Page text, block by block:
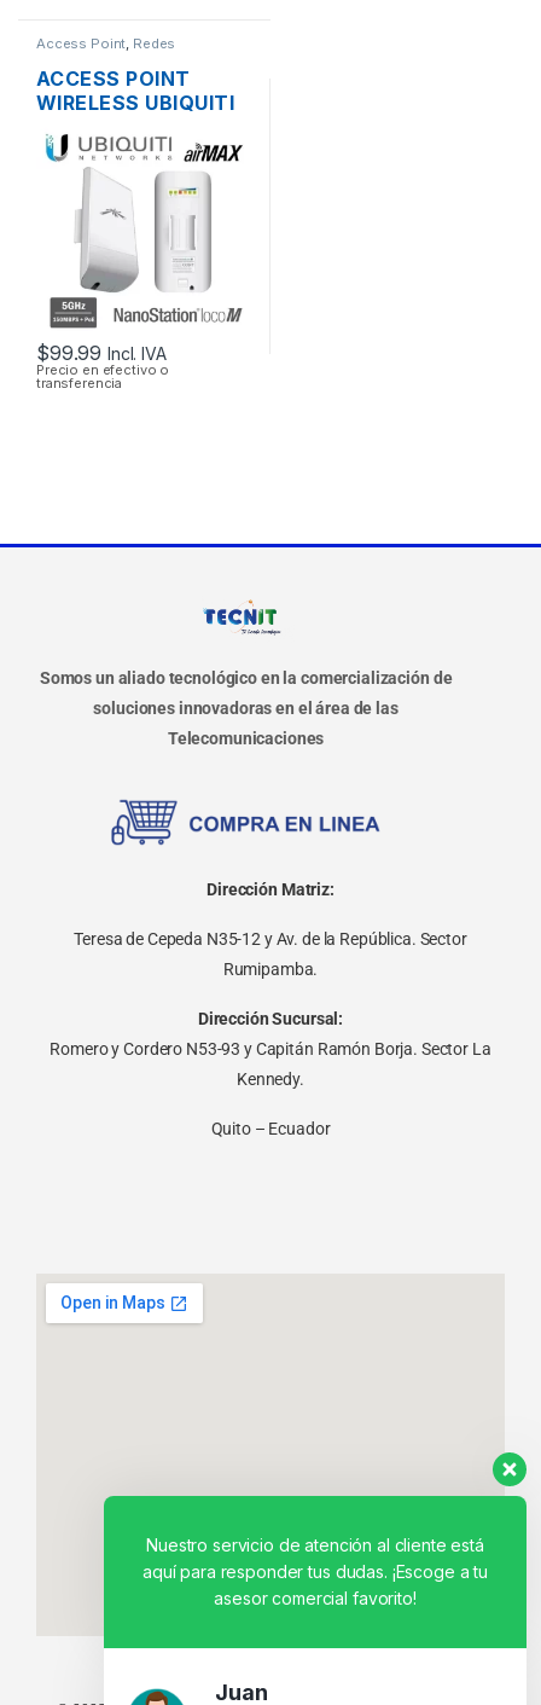
Access Point, Redes
ACCESS POINT
WIRELESS UBIQUITI
LOCOM5 AIRMAX
5GHZ 13DBI MIMO
200MW 150MBPS +
POE OUTDOOR
$99.99 Incl. IVA
Precio en efectivo o
transferencia
Somos un aliado tecnológico en la comercialización de
soluciones innovadoras en el área de las
Telecomunicaciones
Dirección Matriz:
Teresa de Cepeda N35-12 y Av. de la República. Sector
Rumipamba.
Dirección Sucursal:
Romero y Cordero N53-93 y Capitán Ramón Borja. Sector La
Kennedy.
Quito – Ecuador
Nuestro servicio de atención al cliente está
aquí para responder tus dudas. ¡Escoge a tu
asesor comercial favorito!
Juan